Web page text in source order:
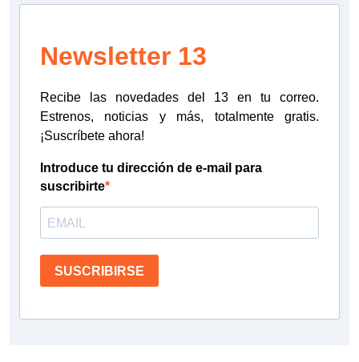
Newsletter 13
Recibe las novedades del 13 en tu correo.
Estrenos, noticias y más, totalmente gratis.
¡Suscríbete ahora!
Introduce tu dirección de e-mail para
suscribirte
SUSCRIBIRSE